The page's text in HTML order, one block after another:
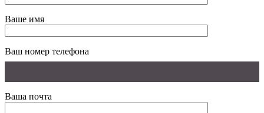
Ваше имя
Ваш номер телефона
Ваша почта